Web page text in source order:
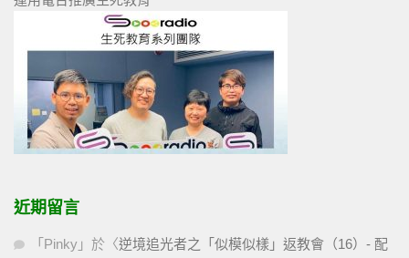
近期留言
「 Pinky 」於〈逆境追光者之「似模似樣」返教會（16）- 配